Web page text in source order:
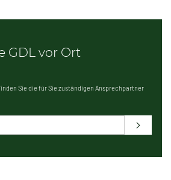
GDL vor Ort
Sie die für Sie zuständigen Ansprechpartner